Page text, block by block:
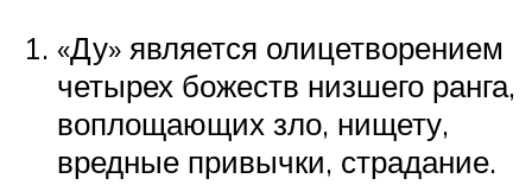
«Ду» является олицетворением
четырех божеств низшего ранга,
воплощающих зло, нищету,
вредные привычки, страдание.